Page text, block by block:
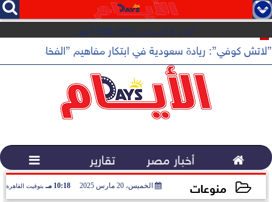
   
الأحد 9 أغسطس 2026 11:20 صـ
”لاتش كوفي”: ريادة سعودية في ابتكار مفاهيم ”الفخامة
 أخبار مصر تقارير 
منوعات الخميس، 20 مارس 2025 10:18 مـ بتوقيت القاهرة